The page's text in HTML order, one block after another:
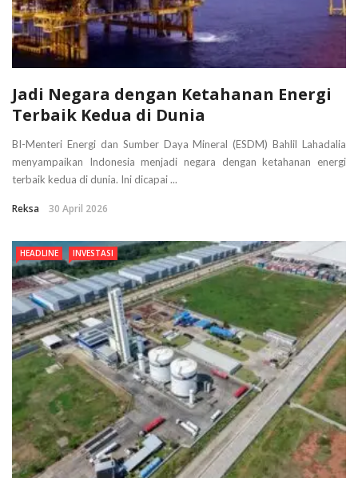
Jadi Negara dengan Ketahanan Energi
Terbaik Kedua di Dunia
BI-Menteri Energi dan Sumber Daya Mineral (ESDM) Bahlil Lahadalia
menyampaikan Indonesia menjadi negara dengan ketahanan energi
terbaik kedua di dunia. Ini dicapai ...
Reksa 30 April 2026
HEADLINE INVESTASI